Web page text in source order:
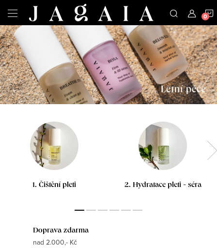
obsah
J
s
m
e
Předchozí
1. Čištění pleti 2. Hydratace pleti - séra
Doprava zdarma
nad 2.000,- Kč